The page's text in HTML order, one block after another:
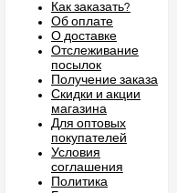
Как заказать?
Об оплате
О доставке
Отслеживание
посылок
Получение заказа
Скидки и акции
магазина
Для оптовых
покупателей
Условия
соглашения
Политика